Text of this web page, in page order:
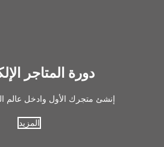
دورة المتاجر
إنشئ متجرك الأول وادخل عالم
المزيد